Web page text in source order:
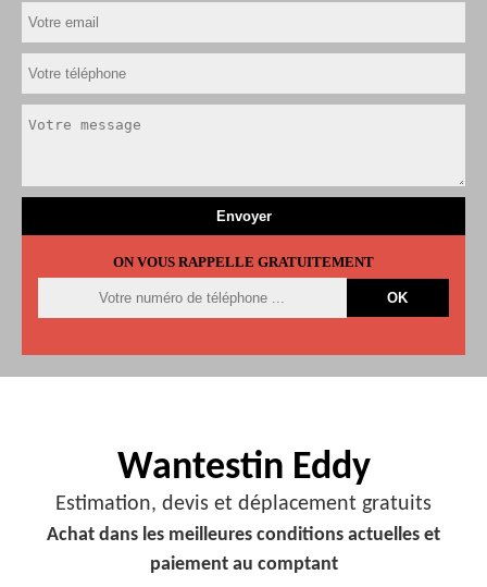
ON VOUS RAPPELLE GRATUITEMENT
Wantestin Eddy
Estimation, devis et déplacement gratuits
Achat dans les meilleures conditions actuelles et
paiement au comptant